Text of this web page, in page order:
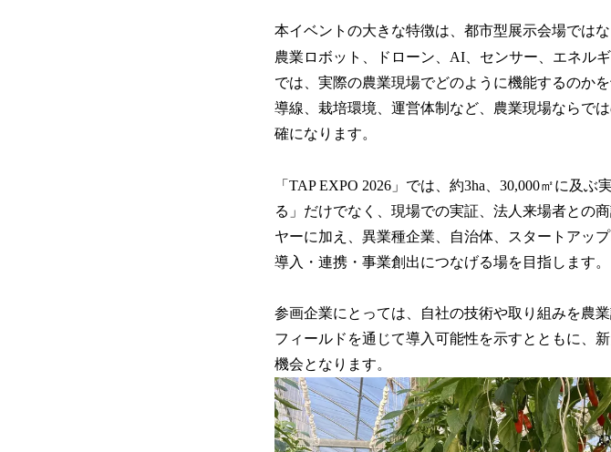
本イベントの大きな特徴は、都市型展示会場では
農業ロボット、ドローン、AI、センサー、エネル
では、実際の農業現場でどのように機能するのか
導線、栽培環境、運営体制など、農業現場ならで
確になります。
「TAP EXPO 2026」では、約3ha、30,000㎡に及
る」だけでなく、現場での実証、法人来場者との
ヤーに加え、異業種企業、自治体、スタートアッ
導入・連携・事業創出につなげる場を目指します。
参画企業にとっては、自社の技術や取り組みを農
フィールドを通じて導入可能性を示すとともに、
機会となります。